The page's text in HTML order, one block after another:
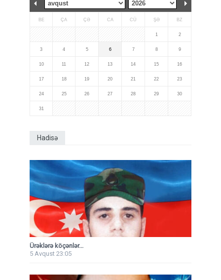
BE ÇA ÇƏ CA CÜ ŞƏ BZ
1 2
3 4 5 6 7 8 9
10 11 12 13 14 15 16
17 18 19 20 21 22 23
24 25 26 27 28 29 30
31
Hadisə
Ürəklərə köçənlər...
5 Avqust 23:05